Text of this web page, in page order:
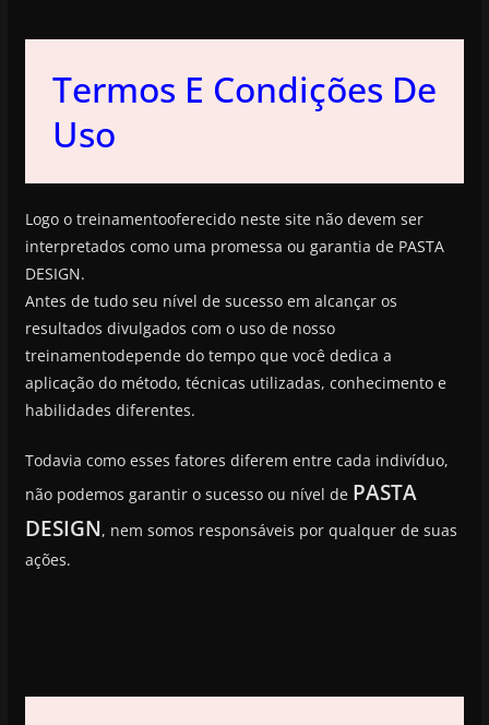
Termos E Condições De
Uso
Logo o treinamentooferecido neste site não devem ser
interpretados como uma promessa ou garantia de PASTA
DESIGN.
Antes de tudo seu nível de sucesso em alcançar os
resultados divulgados com o uso de nosso
treinamentodepende do tempo que você dedica a
aplicação do método, técnicas utilizadas, conhecimento e
habilidades diferentes.
Todavia como esses fatores diferem entre cada indivíduo,
não podemos garantir o sucesso ou nível de PASTA
DESIGN, nem somos responsáveis por qualquer de suas
ações.